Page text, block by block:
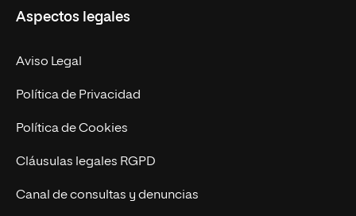
Doctorados
Experto Universitario
Postgrados
Cursos Universitarios
Facultades
Nuestro Equipo
Trabaja en UNIR
Actualidad
UNIR Revista
Eventos
Aspectos legales
Aviso Legal
Política de Privacidad
Política de Cookies
Cláusulas legales RGPD
Canal de consultas y denuncias